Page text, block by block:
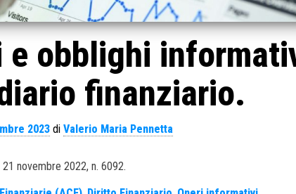
e obblighi
finanziario.
2023di Valerio Maria Pennetta
21 novembre 2022, n. 6092.